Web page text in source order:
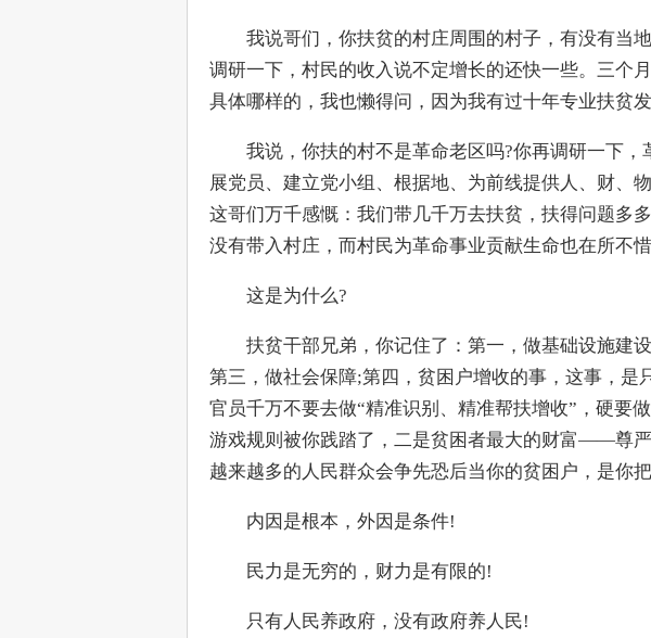
我说哥们，你扶贫的村庄周围的村子，有没有当地
调研一下，村民的收入说不定增长的还快一些。三个
具体哪样的，我也懒得问，因为我有过十年专业扶贫
我说，你扶的村不是革命老区吗?你再调研一下，
展党员、建立党小组、根据地、为前线提供人、财、
这哥们万千感慨：我们带几千万去扶贫，扶得问题多
没有带入村庄，而村民为革命事业贡献生命也在所不惜
这是为什么?
扶贫干部兄弟，你记住了：第一，做基础设施建
第三，做社会保障;第四，贫困户增收的事，这事，是
官员千万不要去做“精准识别、精准帮扶增收”，硬要
游戏规则被你践踏了，二是贫困者最大的财富——尊
越来越多的人民群众会争先恐后当你的贫困户，是你
内因是根本，外因是条件!
民力是无穷的，财力是有限的!
只有人民养政府，没有政府养人民!